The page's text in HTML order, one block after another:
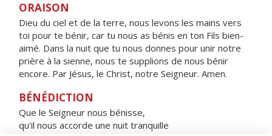
ORAISON
Dieu du ciel et de la terre, nous levons les mains vers
toi pour te bénir, car tu nous as bénis en ton Fils bien-
aimé. Dans la nuit que tu nous donnes pour unir notre
prière à la sienne, nous te supplions de nous bénir
encore. Par Jésus, le Christ, notre Seigneur. Amen.
BÉNÉDICTION
Que le Seigneur nous bénisse,
qu'il nous accorde une nuit tranquille